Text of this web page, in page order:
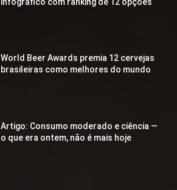
World Beer Awards premia 12 cervejas
brasileiras como melhores do mundo
Artigo: Consumo moderado e ciência —
o que era ontem, não é mais hoje